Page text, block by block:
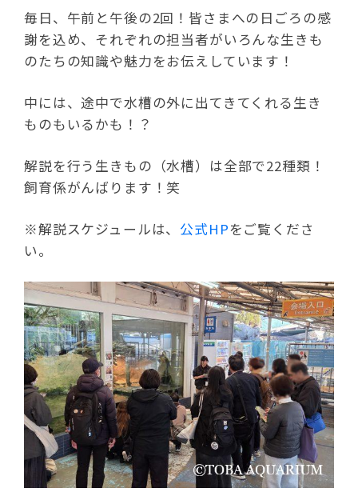
毎日、午前と午後の2回！皆さまへの日ごろの感
謝を込め、それぞれの担当者がいろんな生きも
のたちの知識や魅力をお伝えしています！
中には、途中で水槽の外に出てきてくれる生き
ものもいるかも！？
解説を行う生きもの（水槽）は全部で22種類！
飼育係がんばります！笑
※解説スケジュールは、 公式HPをご覧くださ
い。